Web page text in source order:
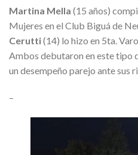
Martina Mella (15 años)
Mujeres en el Club Biguá de
Cerutti(14) lo hizo en 5ta.
Ambos debutaron en este tipo
un desempeño parejo ante sus
–